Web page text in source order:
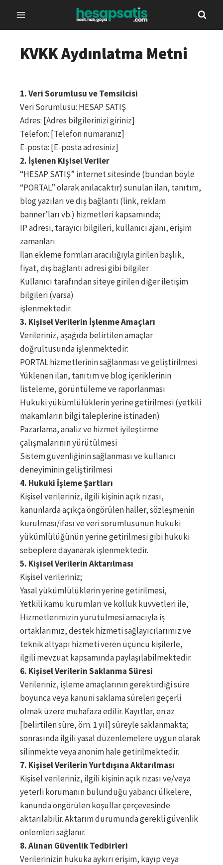
content
KVKK Aydınlatma Metni
1. Veri Sorumlusu ve Temsilcisi
Veri Sorumlusu: HESAP SATIŞ
Adres: [Adres bilgilerinizi giriniz]
Telefon: [Telefon numaranız]
E-posta: [E-posta adresiniz]
2. İşlenen Kişisel Veriler
“HESAP SATIŞ” internet sitesinde (bundan böyle
“PORTAL” olarak anılacaktır) sunulan ilan, tanıtım,
blog yazıları ve dış bağlantı (link, reklam
banner’ları vb.) hizmetleri kapsamında;
IP adresi, tarayıcı bilgileri, kullanıcı ajanı, erişim
zamanları
İlan ekleme formları aracılığıyla girilen başlık,
fiyat, dış bağlantı adresi gibi bilgiler
Kullanıcı tarafından siteye girilen diğer iletişim
bilgileri (varsa)
işlenmektedir.
3. Kişisel Verilerin İşlenme Amaçları
Verileriniz, aşağıda belirtilen amaçlar
doğrultusunda işlenmektedir:
PORTAL hizmetlerinin sağlanması ve geliştirilmesi
Yüklenen ilan, tanıtım ve blog içeriklerinin
listeleme, görüntüleme ve raporlanması
Hukuki yükümlülüklerin yerine getirilmesi (yetkili
makamların bilgi taleplerine istinaden)
Pazarlama, analiz ve hizmet iyileştirme
çalışmalarının yürütülmesi
Sistem güvenliğinin sağlanması ve kullanıcı
deneyiminin geliştirilmesi
4. Hukuki İşleme Şartları
Kişisel verileriniz, ilgili kişinin açık rızası,
kanunlarda açıkça öngörülen haller, sözleşmenin
kurulması/ifası ve veri sorumlusunun hukuki
yükümlülüğünün yerine getirilmesi gibi hukuki
sebeplere dayanarak işlenmektedir.
5. Kişisel Verilerin Aktarılması
Kişisel verileriniz;
Yasal yükümlülüklerin yerine getirilmesi,
Yetkili kamu kurumları ve kolluk kuvvetleri ile,
Hizmetlerimizin yürütülmesi amacıyla iş
ortaklarımız, destek hizmeti sağlayıcılarımız ve
teknik altyapı hizmeti veren üçüncü kişilerle,
ilgili mevzuat kapsamında paylaşılabilmektedir.
6. Kişisel Verilerin Saklanma Süresi
Verileriniz, işleme amaçlarının gerektirdiği süre
boyunca veya kanuni saklama süreleri geçerli
olmak üzere muhafaza edilir. Kayıtlar, en az
[belirtilen süre, örn. 1 yıl] süreyle saklanmakta;
sonrasında ilgili yasal düzenlemelere uygun olarak
silinmekte veya anonim hale getirilmektedir.
7. Kişisel Verilerin Yurtdışına Aktarılması
Kişisel verileriniz, ilgili kişinin açık rızası ve/veya
yeterli korumanın bulunduğu yabancı ülkelere,
kanunda öngörülen koşullar çerçevesinde
aktarılabilir. Aktarım durumunda gerekli güvenlik
önlemleri sağlanır.
8. Alınan Güvenlik Tedbirleri
Verilerinizin hukuka aykırı erişim, kayıp veya